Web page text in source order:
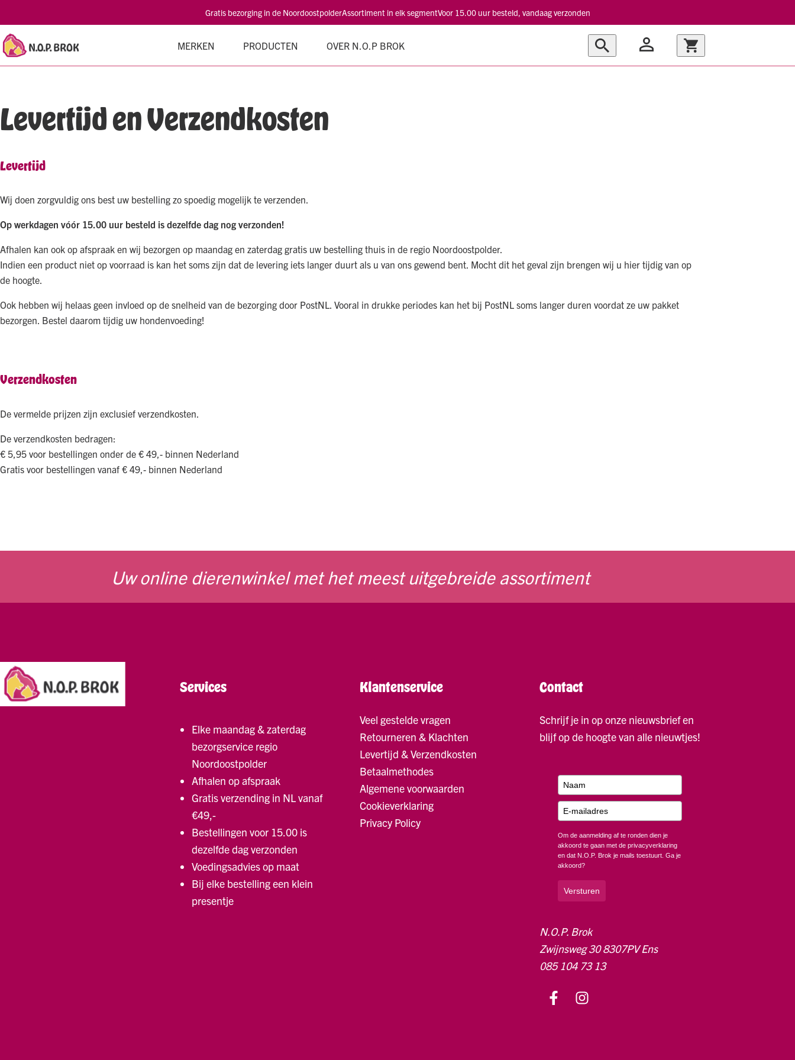
Gratis bezorging in de NoordoostpolderAssortiment in elk segmentVoor 15.00 uur besteld, vandaag verzonden
MERKEN PRODUCTEN OVER N.O.P BROK
Levertijd en Verzendkosten
Levertijd
Wij doen zorgvuldig ons best uw bestelling zo spoedig mogelijk te verzenden.
Op werkdagen vóór 15.00 uur besteld is dezelfde dag nog verzonden!
Afhalen kan ook op afspraak en wij bezorgen op maandag en zaterdag gratis uw bestelling thuis in de regio Noordoostpolder.
Indien een product niet op voorraad is kan het soms zijn dat de levering iets langer duurt als u van ons gewend bent. Mocht dit het geval zijn brengen wij u hier tijdig van op
de hoogte.
Ook hebben wij helaas geen invloed op de snelheid van de bezorging door PostNL. Vooral in drukke periodes kan het bij PostNL soms langer duren voordat ze uw pakket
bezorgen. Bestel daarom tijdig uw hondenvoeding!
Verzendkosten
De vermelde prijzen zijn exclusief verzendkosten.
De verzendkosten bedragen:
€ 5,95 voor bestellingen onder de € 49,- binnen Nederland
Gratis voor bestellingen vanaf € 49,- binnen Nederland
Uw online dierenwinkel met het meest uitgebreide assortiment
Services
Elke maandag & zaterdag
bezorgservice regio
Noordoostpolder
Afhalen op afspraak
Gratis verzending in NL vanaf
€49,-
Bestellingen voor 15.00 is
dezelfde dag verzonden
Voedingsadvies op maat
Bij elke bestelling een klein
presentje
Klantenservice
Veel gestelde vragen
Retourneren & Klachten
Levertijd & Verzendkosten
Betaalmethodes
Algemene voorwaarden
Cookieverklaring
Privacy Policy
Contact
Schrijf je in op onze nieuwsbrief en
blijf op de hoogte van alle nieuwtjes!
Om de aanmelding af te ronden dien je
akkoord te gaan met de privacyverklaring
en dat N.O.P. Brok je mails toestuurt. Ga je
akkoord?
Versturen
N.O.P. Brok
Zwijnsweg 30 8307PV Ens
085 104 73 13